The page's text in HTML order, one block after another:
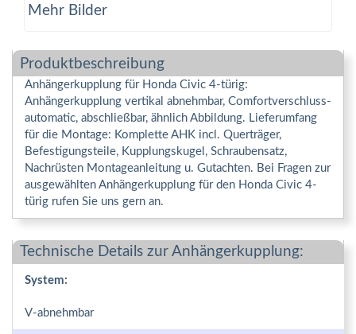
Mehr Bilder
Produktbeschreibung
Anhängerkupplung für Honda Civic 4-türig:
Anhängerkupplung vertikal abnehmbar, Comfortverschluss-
automatic, abschließbar, ähnlich Abbildung. Lieferumfang
für die Montage: Komplette AHK incl. Querträger,
Befestigungsteile, Kupplungskugel, Schraubensatz,
Nachrüsten Montageanleitung u. Gutachten. Bei Fragen zur
ausgewählten Anhängerkupplung für den Honda Civic 4-
türig rufen Sie uns gern an.
Technische Details zur Anhängerkupplung:
System:
V-abnehmbar